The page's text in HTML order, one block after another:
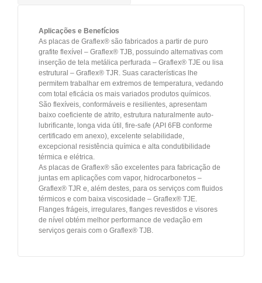
Aplicações e Benefícios
As placas de Graflex® são fabricados a partir de puro
grafite flexível – Graflex® TJB, possuindo alternativas com
inserção de tela metálica perfurada – Graflex® TJE ou lisa
estrutural – Graflex® TJR. Suas características lhe
permitem trabalhar em extremos de temperatura, vedando
com total eficácia os mais variados produtos químicos.
São flexíveis, conformáveis e resilientes, apresentam
baixo coeficiente de atrito, estrutura naturalmente auto-
lubrificante, longa vida útil, fire-safe (API 6FB conforme
certificado em anexo), excelente selabilidade,
excepcional resistência química e alta condutibilidade
térmica e elétrica.
As placas de Graflex® são excelentes para fabricação de
juntas em aplicações com vapor, hidrocarbonetos –
Graflex® TJR e, além destes, para os serviços com fluidos
térmicos e com baixa viscosidade – Graflex® TJE.
Flanges frágeis, irregulares, flanges revestidos e visores
de nível obtém melhor performance de vedação em
serviços gerais com o Graflex® TJB.